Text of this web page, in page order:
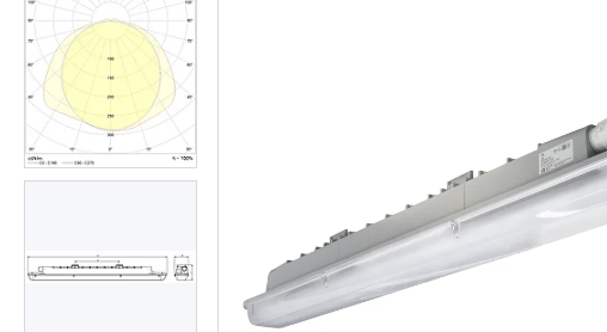
АСТЗ
NLCO
INNOLUX
О нас
Отзывы